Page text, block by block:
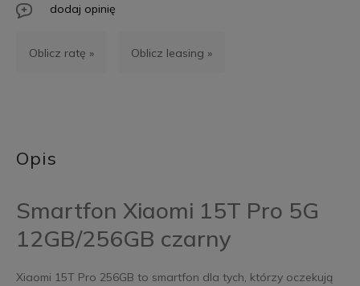
dodaj opinię
Oblicz ratę » Oblicz leasing »
Opis
Smartfon Xiaomi 15T Pro 5G
12GB/256GB czarny
Xiaomi 15T Pro 256GB to smartfon dla tych, którzy oczekują